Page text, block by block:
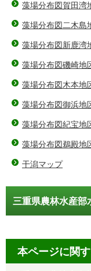
藻場分布図賀田湾
藻場分布図二木島
藻場分布図新鹿湾
藻場分布図磯崎地
藻場分布図木本地
藻場分布図御浜地
藻場分布図紀宝地
藻場分布図鵜殿地
干潟マップ
三重県農林水産部
本ページに関